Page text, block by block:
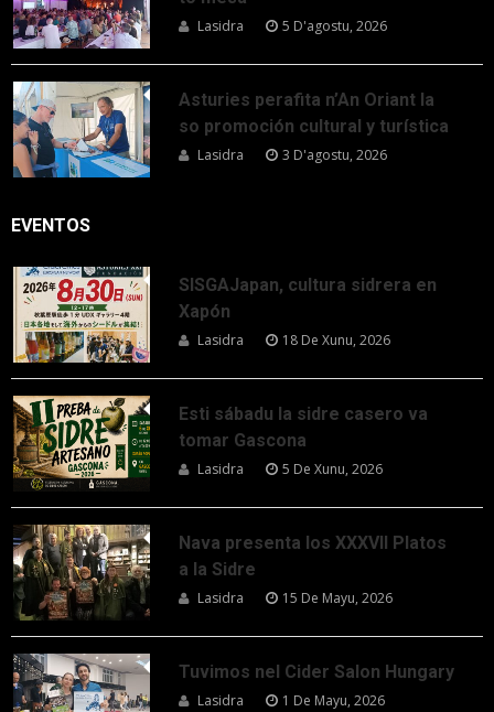
Lasidra 5 D'agostu, 2026
Asturies perafita n’An Oriant la
so promoción cultural y turística
Lasidra 3 D'agostu, 2026
EVENTOS
SISGAJapan, cultura sidrera en
Xapón
Lasidra 18 De Xunu, 2026
Esti sábadu la sidre casero va
tomar Gascona
Lasidra 5 De Xunu, 2026
Nava presenta los XXXVII Platos
a la Sidre
Lasidra 15 De Mayu, 2026
Tuvimos nel Cider Salon Hungary
Lasidra 1 De Mayu, 2026